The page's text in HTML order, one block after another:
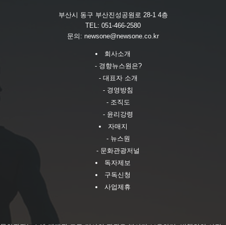
부산시 동구 부산진성공원로 28-1 4층
TEL: 051-466-2580
문의: newsone@newsone.co.kr
회사소개
- 경향뉴스원은?
- 대표자 소개
- 경영방침
- 조직도
- 윤리강령
자매지
- 뉴스원
- 문화관광저널
독자제보
구독신청
사업제휴